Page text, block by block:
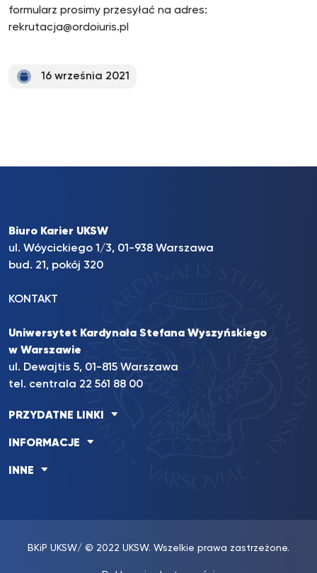
formularz prosimy przesyłać na adres:
rekrutacja@ordoiuris.pl
16 września 2021
Biuro Karier UKSW
ul. Wóycickiego 1/3, 01-938 Warszawa
bud. 21, pokój 320
KONTAKT
Uniwersytet Kardynała Stefana Wyszyńskiego
w Warszawie
ul. Dewajtis 5, 01-815 Warszawa
tel. centrala 22 561 88 00
PRZYDATNE LINKI
INFORMACJE
INNE
BKiP UKSW/ © 2022 UKSW. Wszelkie prawa zastrzeżone.